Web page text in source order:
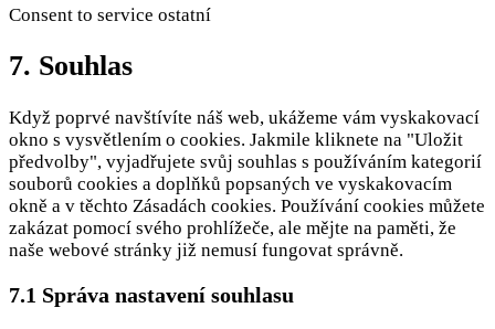
Consent to service ostatní
7. Souhlas
Když poprvé navštívíte náš web, ukážeme vám vyskakovací
okno s vysvětlením o cookies. Jakmile kliknete na "Uložit
předvolby", vyjadřujete svůj souhlas s používáním kategorií
souborů cookies a doplňků popsaných ve vyskakovacím
okně a v těchto Zásadách cookies. Používání cookies můžete
zakázat pomocí svého prohlížeče, ale mějte na paměti, že
naše webové stránky již nemusí fungovat správně.
7.1 Správa nastavení souhlasu